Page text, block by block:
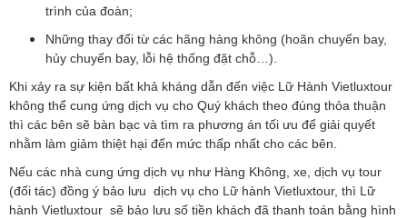
trình của đoàn;
Những thay đổi từ các hãng hàng không (hoãn chuyến bay,
hủy chuyến bay, lỗi hệ thống đặt chỗ…).
Khi xảy ra sự kiện bất khả kháng dẫn đến việc Lữ Hành Vietluxtour
không thể cung ứng dịch vụ cho Quý khách theo đúng thỏa thuận
thì các bên sẽ bàn bạc và tìm ra phương án tối ưu để giải quyết
nhằm làm giảm thiệt hại đến mức thấp nhất cho các bên.
Nếu các nhà cung ứng dịch vụ như Hàng Không, xe, dịch vụ tour
(đối tác) đồng ý bảo lưu dịch vụ cho Lữ hành Vietluxtour, thì Lữ
hành Vietluxtour sẽ bảo lưu số tiền khách đã thanh toán bằng hình